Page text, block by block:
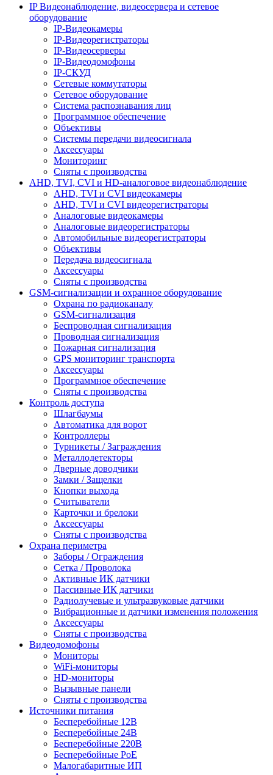
IP Видеонаблюдение, видеосервера и сетевое
оборудование
IP-Видеокамеры
IP-Видеорегистраторы
IP-Видеосерверы
IP-Видеодомофоны
IP-СКУД
Сетевые коммутаторы
Сетевое оборудование
Система распознавания лиц
Программное обеспечение
Объективы
Системы передачи видеосигнала
Аксессуары
Мониторинг
Сняты с производства
AHD, TVI, CVI и HD-аналоговое видеонаблюдение
AHD, TVI и CVI видеокамеры
AHD, TVI и CVI видеорегистраторы
Аналоговые видеокамеры
Аналоговые видеорегистраторы
Автомобильные видеорегистраторы
Объективы
Передача видеосигнала
Аксессуары
Сняты с производства
GSM-сигнализации и охранное оборудование
Охрана по радиоканалу
GSM-сигнализация
Беспроводная сигнализация
Проводная сигнализация
Пожарная сигнализация
GPS мониторинг транспорта
Аксессуары
Программное обеспечение
Сняты с производства
Контроль доступа
Шлагбаумы
Автоматика для ворот
Контроллеры
Турникеты / Заграждения
Металлодетекторы
Дверные доводчики
Замки / Защелки
Кнопки выхода
Считыватели
Карточки и брелоки
Аксессуары
Сняты с производства
Охрана периметра
Заборы / Ограждения
Сетка / Проволока
Активные ИК датчики
Пассивные ИК датчики
Радиолучевые и ультразвуковые датчики
Вибрационные и датчики изменения положения
Аксессуары
Сняты с производства
Видеодомофоны
Мониторы
WiFi-мониторы
HD-мониторы
Вызывные панели
Сняты с производства
Источники питания
Бесперебойные 12В
Бесперебойные 24В
Бесперебойные 220В
Бесперебойные PoE
Малогабаритные ИП